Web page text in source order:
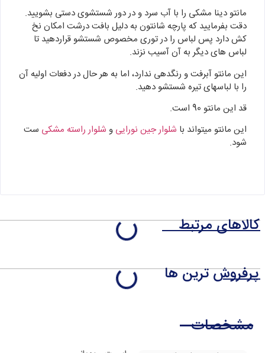
مانتو دینا مشکی را با آب سرد و در دور شستشوی دستی بشویید.
دقت بفرمایید که پارچه شانتون به دلیل بافت درشت امکان نخ
کش دارد پس لباس را در توری مخصوص شستشو قراردهید تا
لباس های دیگر به آن آسیب نزند.
این مانتو آبرفت و رنگدهی ندارد، اما به هر حال در دفعات اولیه آن
را با لباسهای تیره شستشو دهید.
قد این مانتو 90 است.
این مانتو میتواند با شلوار جین نورایی و شلوار راسته مشکی ست
شود.
کالاهای مرتبط
پرفروش ترین ها
مشخصات